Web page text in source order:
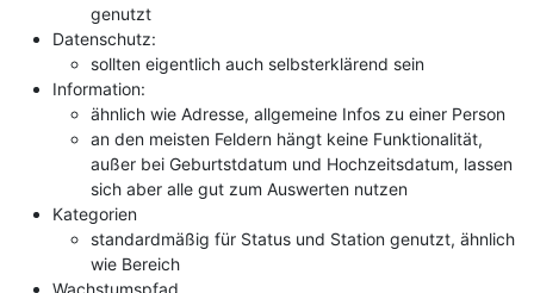
genutzt
Datenschutz:
sollten eigentlich auch selbsterklärend sein
Information:
ähnlich wie Adresse, allgemeine Infos zu einer Person
an den meisten Feldern hängt keine Funktionalität,
außer bei Geburtstdatum und Hochzeitsdatum, lassen
sich aber alle gut zum Auswerten nutzen
Kategorien
standardmäßig für Status und Station genutzt, ähnlich
wie Bereich
Wachstumspfad